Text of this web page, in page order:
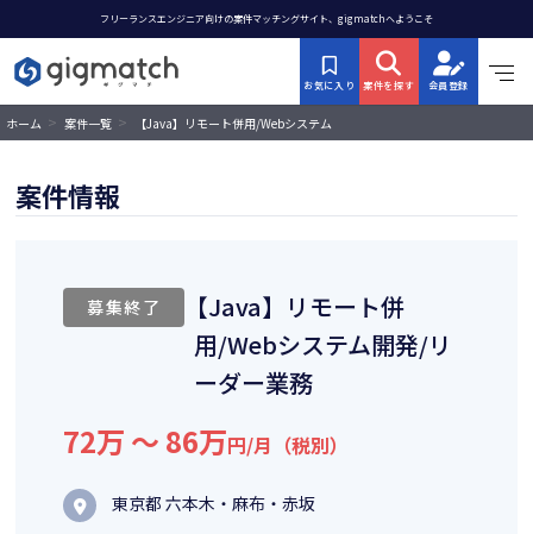
フリーランスエンジニア向けの案件マッチングサイト、gigmatchへようこそ
お気に入り 案件を探す 会員登録
ホーム > 案件一覧 >
【Java】リモート併用/Webシステム
案件情報
募集終了
【Java】リモート併
用/Webシステム開発/リ
ーダー業務
72万 〜 86万円/月（税別）
東京都 六本木・麻布・赤坂